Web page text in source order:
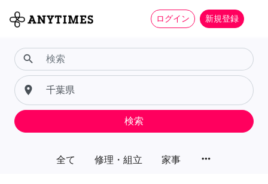
ログイン 新規登録
全て 修理・組立 家事 more_horiz
search
place
検索